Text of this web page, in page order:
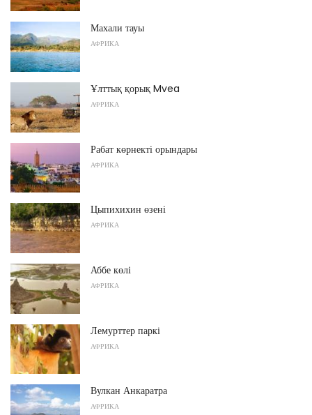
Махали тауы
АФРИКА
Ұлттық қорық Mvea
АФРИКА
Рабат көрнекті орындары
АФРИКА
Цыпихихин өзені
АФРИКА
Аббе көлі
АФРИКА
Лемурттер паркі
АФРИКА
Вулкан Анкаратра
АФРИКА